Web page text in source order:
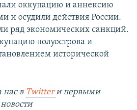
оккупацию и аннексию
и осудили действия России.
ряд экономических санкций.
полуострова и
исторической
наc в Twitterи первыми